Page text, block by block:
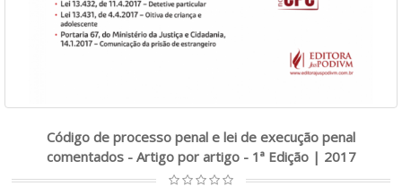
Código de processo penal e lei de execução penal
comentados - Artigo por artigo - 1ª Edição | 2017